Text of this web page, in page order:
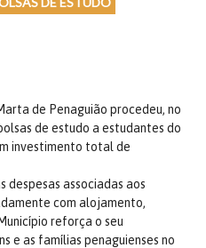
de Penaguião procedeu, no
de estudo a estudantes do
investimento total de
despesas associadas aos
com alojamento,
reforça o seu
e as famílias penaguienses no